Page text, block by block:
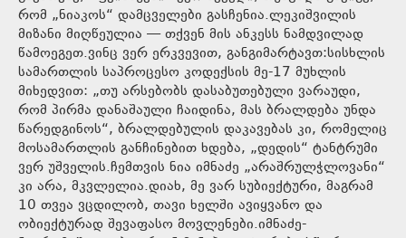
რომ „ნიაკოს“ დამცველები გასჩენია.ლეკიშვილის
მიზანი მიღწეულია — თქვენ მის ანკესს ნამდვილად
წამოეგეთ.ვინც ვერ ერკვევით, განგიმარტავთ:სისხლის
სამართლის საპროცესო კოდექსის მე-17 მუხლის
მიხედვით: „თუ არსებობს დასაბუთებული ვარაუდი,
რომ პირმა დანაშაული ჩაიდინა, მას ბრალდება უნდა
წარედგინოს“, ბრალდებულის დაკავებას კი, რომელიც
მოსამართლის განჩინებით ხდება, „დედის“ ტანტრუმი
ვერ უშველის.ჩემთვის ნია იმნაძე „არაშრულჭლოვანი“
კი არა, მკვლელია.დიახ, მე ვარ სუბიექტური, მაგრამ
10 თვეა ვცდილობ, თავი ხელში ავიყვანო და
ობიექტურად შევაფასო მოვლენები.იმნაძე-